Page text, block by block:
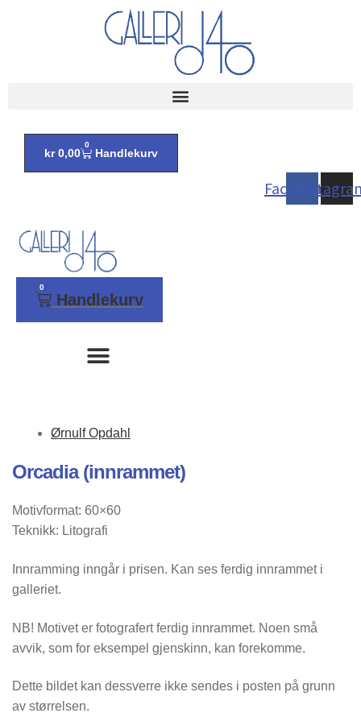
kr0,00
0
Handlekurv
Facebook
0
Handlekurv
Ørnulf Opdahl
Orcadia (innrammet)
Motivformat: 60×60
Teknikk: Litografi
Innramming inngår i prisen. Kan ses ferdig innrammet i
galleriet.
NB! Motivet er fotografert ferdig innrammet. Noen små
avvik, som for eksempel gjenskinn, kan forekomme.
Dette bildet kan dessverre ikke sendes i posten på grunn
av størrelsen.